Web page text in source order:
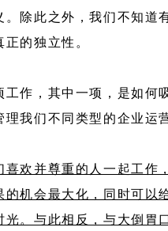
。除此之外，我们不知道
的独立性。
工作，其中一项，是如何
理我们不同类型的企业运
喜欢并尊重的人一起工作
的机会最大化，同时可以
光。与此相反，与大倒胃